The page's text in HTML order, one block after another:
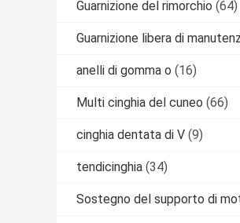
Guarnizione del rimorchio (64)
Guarnizione libera di
anelli di gomma o (16)
Multi cinghia del cuneo (66)
cinghia dentata di V (9)
tendicinghia (34)
Sostegno del supporto di